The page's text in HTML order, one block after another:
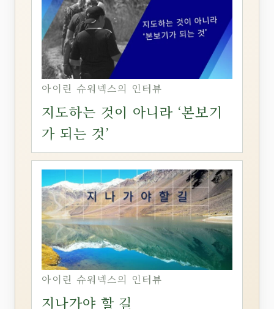
아이린 슈워넥스의 인터뷰
지도하는 것이 아니라 ‘본보기
가 되는 것’
아이린 슈워넥스의 인터뷰
지나가야 할 길